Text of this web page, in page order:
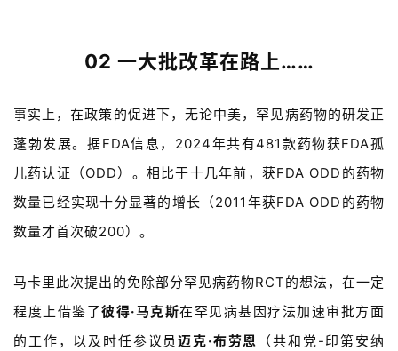
投
资
平
台
代
学
苑
登录 注册
02 一大批改革在路上……
事实上，在政策的促进下，无论中美，罕见病药物的研发正
蓬勃发展。据FDA信息，2024年共有481款药物获FDA孤
儿药认证
（ODD） 。相比于十几年前，获FDA ODD的药物
数量已经实现十分显著的增长 （2011年获FDA ODD的药物
数量才首次破200） 。
马卡里此次提出的免除部分罕见病药物RCT的想法，在一定
程度上借鉴了彼得·马克斯在罕见病基因疗法加速审批方面
的工作，以及时任参议员迈克·布劳恩
（共和党-印第安纳